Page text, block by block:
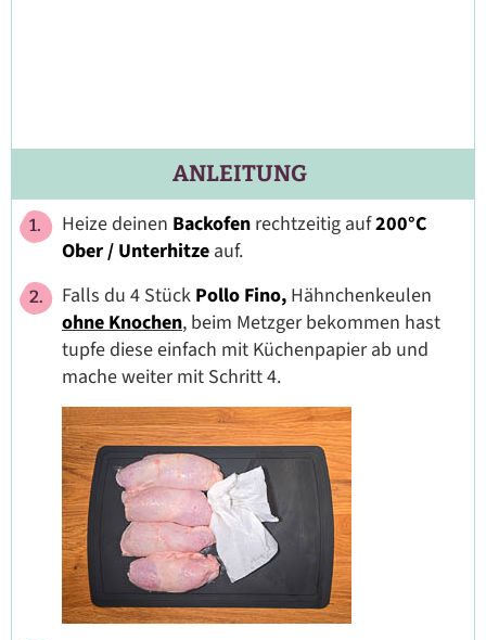
ANLEITUNG
Heize deinen Backofen rechtzeitig auf200°C
Ober / Unterhitze auf.
Falls du 4 Stück Pollo Fino, Hähnchenkeulen
ohne Knochen, beim Metzger bekommen hast
tupfe diese einfach mit Küchenpapier ab und
mache weiter mit Schritt 4.